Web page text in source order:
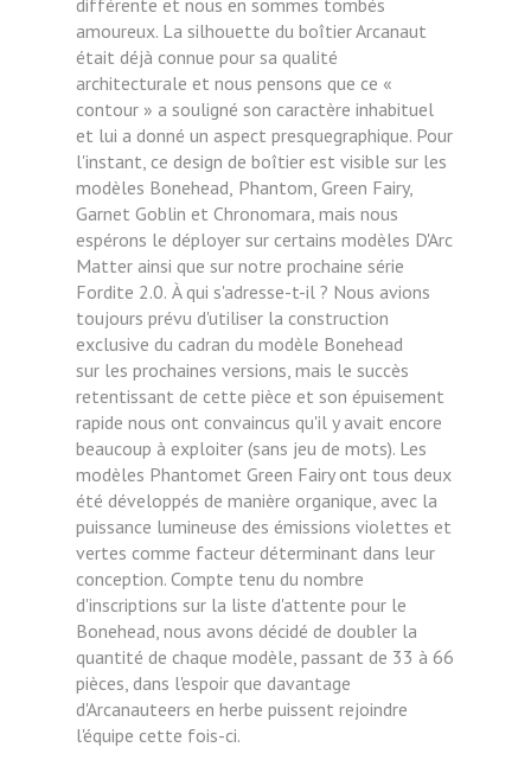
différente et nous en sommes tombés
amoureux. La silhouette du boîtier Arcanaut
était déjà connue pour sa qualité
architecturale et nous pensons que ce «
contour » a souligné son caractère inhabituel
et lui a donné un aspect presquegraphique. Pour
l'instant, ce design de boîtier est visible sur les
modèles Bonehead, Phantom, Green Fairy,
Garnet Goblin et Chronomara, mais nous
espérons le déployer sur certains modèles D'Arc
Matter ainsi que sur notre prochaine série
Fordite 2.0. À qui s'adresse-t-il ? Nous avions
toujours prévu d'utiliser la construction
exclusive du cadran du modèle Bonehead
sur les prochaines versions, mais le succès
retentissant de cette pièce et son épuisement
rapide nous ont convaincus qu'il y avait encore
beaucoup à exploiter (sans jeu de mots). Les
modèles Phantomet Green Fairy ont tous deux
été développés de manière organique, avec la
puissance lumineuse des émissions violettes et
vertes comme facteur déterminant dans leur
conception. Compte tenu du nombre
d'inscriptions sur la liste d'attente pour le
Bonehead, nous avons décidé de doubler la
quantité de chaque modèle, passant de 33 à 66
pièces, dans l'espoir que davantage
d'Arcanauteers en herbe puissent rejoindre
l'équipe cette fois-ci.